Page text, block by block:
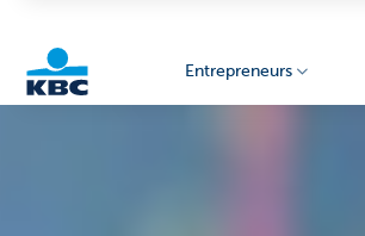
Entrepreneurs